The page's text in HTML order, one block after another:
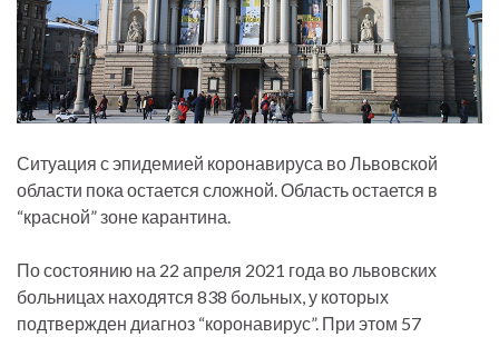
Ситуация с эпидемией коронавируса во Львовской
области пока остается сложной. Область остается в
“красной” зоне карантина.
По состоянию на 22 апреля 2021 года во львовских
больницах находятся 838 больных, у которых
подтвержден диагноз “коронавирус”. При этом 57